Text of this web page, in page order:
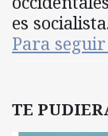
es
Para
TE